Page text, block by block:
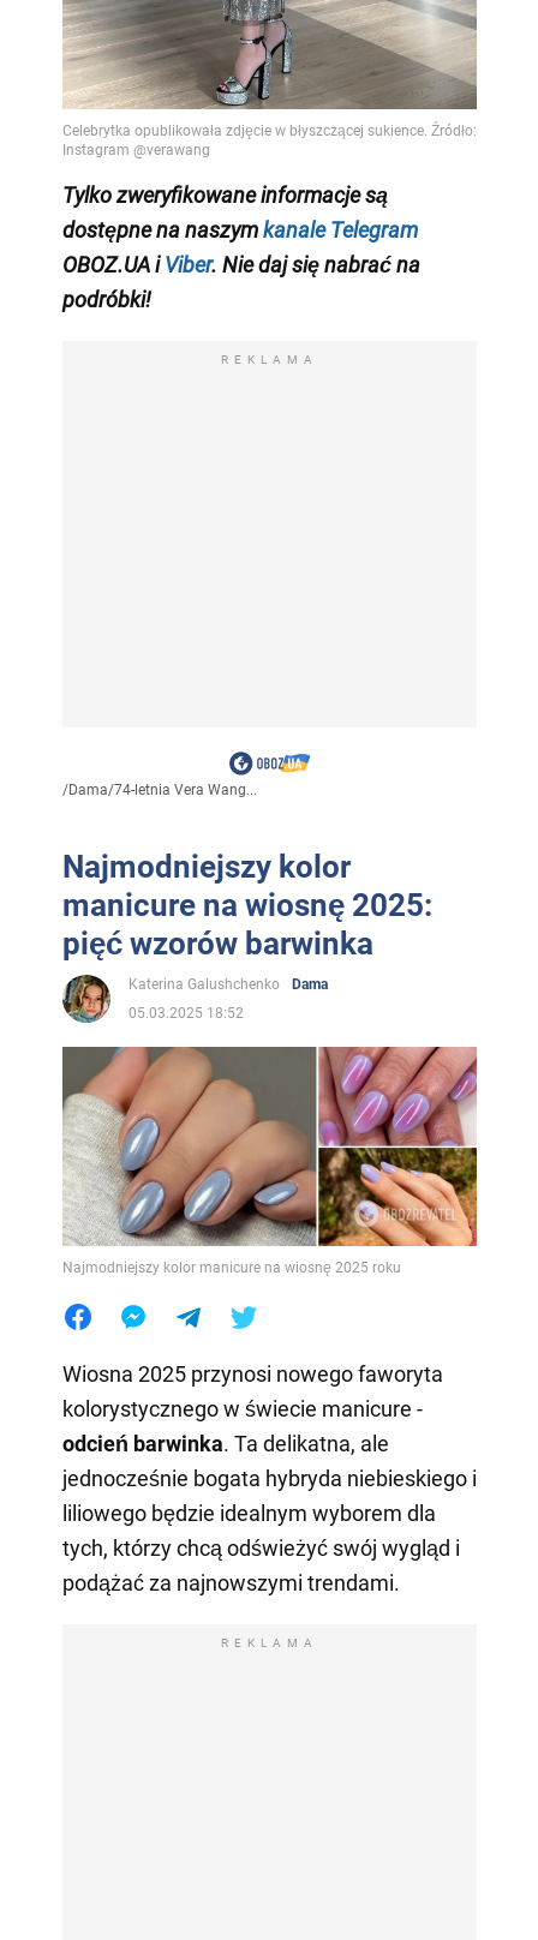
Tylko zweryfikowane informacje są
dostępne na naszymkanale Telegram
OBOZ.UA iViber. Nie daj się nabrać na
podróbki!
REKLAMA
/Dama/74-letnia Vera Wang...
Najmodniejszy kolor
manicure na wiosnę 2025:
pięć wzorów barwinka
Katerina Galushchenko
Dama
05.03.2025 18:52
Najmodniejszy kolor manicure na wiosnę 2025 roku
Wiosna 2025 przynosi nowego faworyta
kolorystycznego w świecie manicure -
odcień barwinka. Ta delikatna, ale
jednocześnie bogata hybryda niebieskiego i
liliowego będzie idealnym wyborem dla
tych, którzy chcą odświeżyć swój wygląd i
podążać za najnowszymi trendami.
REKLAMA